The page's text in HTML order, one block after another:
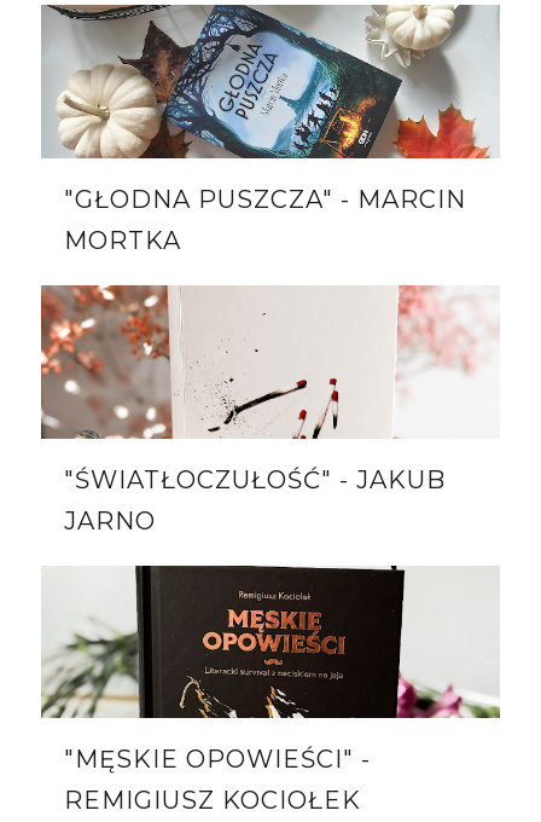
"GŁODNA PUSZCZA" - MARCIN
MORTKA
"ŚWIATŁOCZUŁOŚĆ" - JAKUB
JARNO
"MĘSKIE OPOWIEŚCI" -
REMIGIUSZ KOCIOŁEK